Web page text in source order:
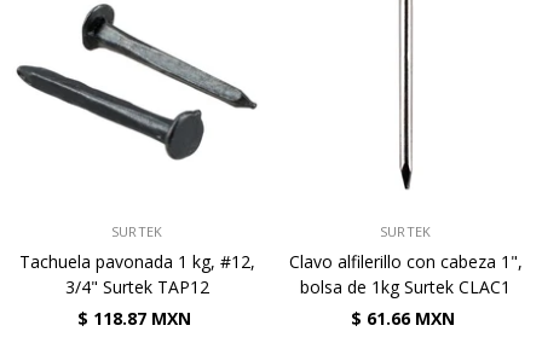
SURTEK
Tachuela pavonada 1 kg, #12,
3/4" Surtek TAP12
$ 118.87 MXN
SURTEK
Clavo alfilerillo con cabeza 1",
bolsa de 1kg Surtek CLAC1
$ 61.66 MXN